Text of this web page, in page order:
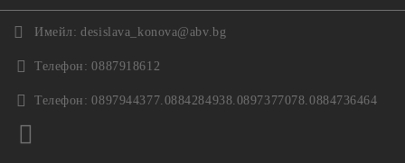
Имейл: desislava_konova@abv.bg
Телефон: 0887918612
Телефон: 0897944377.0884284938.0897377078.0884736464